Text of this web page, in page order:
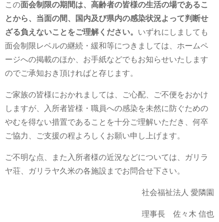
この面会制限の期間は、高齢者の皆様の生活の場であるこ
とから、当面の間、国内及び県内の感染状況よって判断せ
ざる負えないことをご理解ください。 いずれにしましても
面会制限レベルの継続・緩和等につきましては、ホームペ
ージへの掲載のほか、お手紙などでもお知らせいたします
のでご承知おき頂ければと存じます。
ご家族の皆様におかれましては、ご心配、ご不便をおかけ
しますが、入所者皆様・職員への感染を未然に防ぐための
やむを得ない措置であることを十分ご理解いただき、何卒
ご協力、ご支援の程よろしくお願い申し上げます。
ご不明な点、また入所者様の近況などについては、ガリラ
ヤ荘、ガリラヤ久米の各施設までお問合せ下さい。
社会福祉法人 愛隣園
理事長 佐々木 信也